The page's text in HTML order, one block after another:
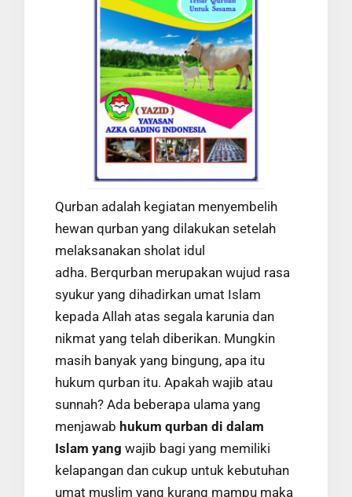
Qurban adalah kegiatan menyembelih
hewan qurban yang dilakukan setelah
melaksanakan sholat idul
adha. Berqurban merupakan wujud rasa
syukur yang dihadirkan umat Islam
kepada Allah atas segala karunia dan
nikmat yang telah diberikan. Mungkin
masih banyak yang bingung, apa itu
hukum qurban itu.Apakah wajib atau
sunnah?Ada beberapa ulama yang
menjawab hukum qurban di dalam
Islam yang wajib bagi yang memiliki
kelapangan dan cukup untuk kebutuhan
umat muslim yang kurang mampu maka